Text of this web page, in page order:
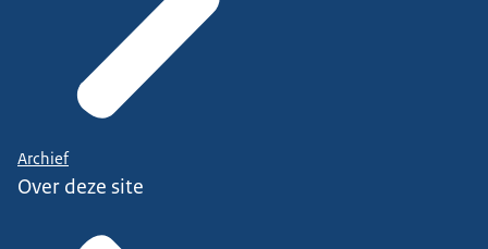
Archief
Over deze site